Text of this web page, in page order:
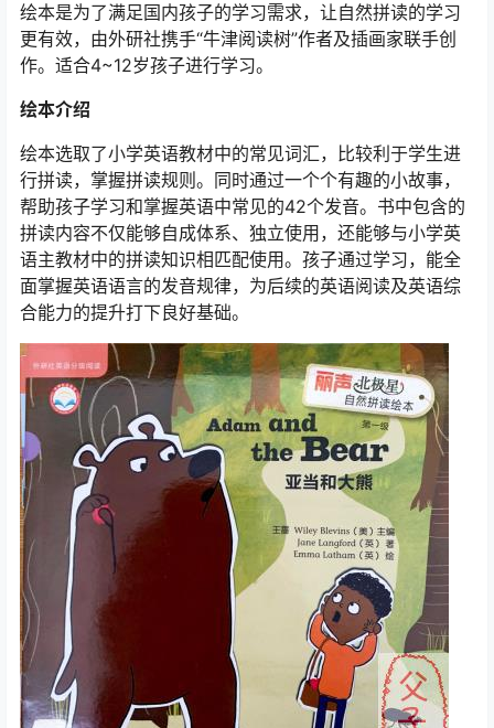
绘本是为了满足国内孩子的学习需求，让自然拼读的学习
更有效，由外研社携手“牛津阅读树”作者及插画家联手创
作。适合4~12岁孩子进行学习。
绘本介绍
绘本选取了小学英语教材中的常见词汇，比较利于学生进
行拼读，掌握拼读规则。同时通过一个个有趣的小故事，
帮助孩子学习和掌握英语中常见的42个发音。书中包含的
拼读内容不仅能够自成体系、独立使用，还能够与小学英
语主教材中的拼读知识相匹配使用。孩子通过学习，能全
面掌握英语语言的发音规律，为后续的英语阅读及英语综
合能力的提升打下良好基础。